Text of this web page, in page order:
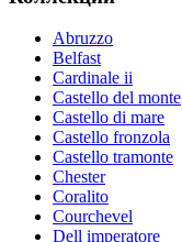
Abruzzo
Belfast
Cardinale ii
Castello del monte
Castello di mare
Castello fronzola
Castello tramonte
Chester
Coralito
Courchevel
Dell imperatore